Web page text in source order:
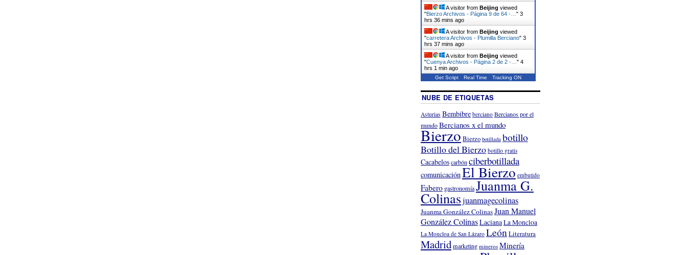
A visitor from Beijing viewed
"Bierzo Archivos - Página 9 de 64 -… " 3
hrs 36 mins ago
A visitor from Beijing viewed
"carretera Archivos - Plumilla Berciano" 3
hrs 37 mins ago
A visitor from Beijing viewed
"Cuenya Archivos - Página 2 de 2 -… " 4
hrs 1 min ago
Get Script Real Time Tracking ON
NUBE DE ETIQUETAS
Asturias Bembibre berciano Bercianos por el
mundoBercianos x el mundo
BierzoBierzo botillada botillo
Botillo del Bierzo botillo gratis
Cacabeloscarbón ciberbotillada
comunicaciónEl Bierzo embutido
Fabero gastronomíaJuanma G.
Colinasjuanmagecolinas
Juanma González ColinasJuan Manuel
González ColinasLacianaLa Moncloa
La Moncloa de San Lázaro LeónLiteratura
Madridmarketing mineros Minería